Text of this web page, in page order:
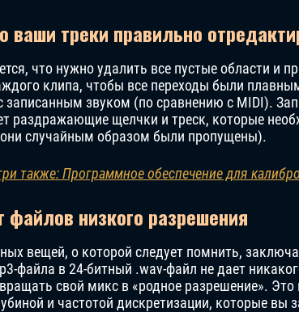
ваши треки правильно
что нужно удалить все пустые области и
клипа, чтобы все переходы были
записанным звуком (по сравнению с MIDI).
раздражающие щелчки и треск, которые
случайным образом были пропущены).
также: Программное обеспечение для
файлов низкого разрешения
вещей, о которой следует помнить,
файла в 24-битный .wav-файл не дает
свой микс в «родное разрешение». Это
и частотой дискретизации, которые вы